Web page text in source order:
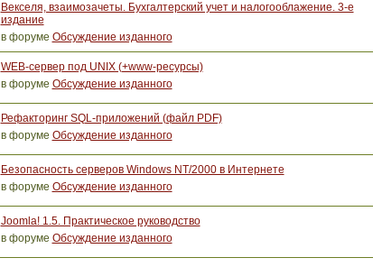
Векселя, взаимозачеты. Бухгалтерский учет и налогооблажение. 3-е
издание
в форуме Обсуждение изданного
WEB-сервер под UNIX (+www-ресурсы)
в форуме Обсуждение изданного
Рефакторинг SQL-приложений (файл PDF)
в форуме Обсуждение изданного
Безопасность серверов Windows NT/2000 в Интернете
в форуме Обсуждение изданного
Joomla! 1.5. Практическое руководство
в форуме Обсуждение изданного